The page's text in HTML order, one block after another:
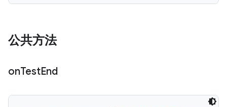
公共方法
onTestEnd